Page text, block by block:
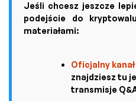
Jeśli chcesz jeszcze
podejście do
materiałami:
Oficjalny
znajdziesz tu
transmisje